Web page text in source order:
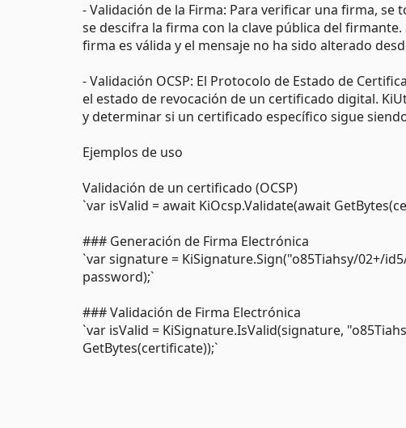
- Validación de la Firma: Para verificar una firma, se
se descifra la firma con la clave pública del
firma es válida y el mensaje no ha sido alterado
- Validación OCSP: El Protocolo de Estado de
el estado de revocación de un certificado digital.
y determinar si un certificado específico sigue
Ejemplos de uso
Validación de un certificado (OCSP)
`var isValid = await KiOcsp.Validate(await
### Generación de Firma Electrónica
`var signature = KiSignature.Sign("o85Tiahsy/02+/
password);`
### Validación de Firma Electrónica
`var isValid = KiSignature.IsValid(signature,
GetBytes(certificate));`